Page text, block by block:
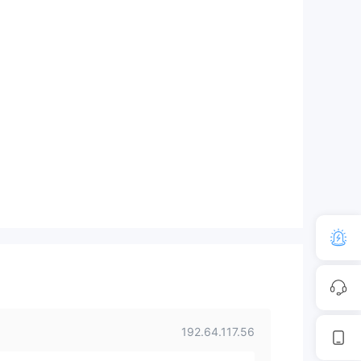
192.64.117.56